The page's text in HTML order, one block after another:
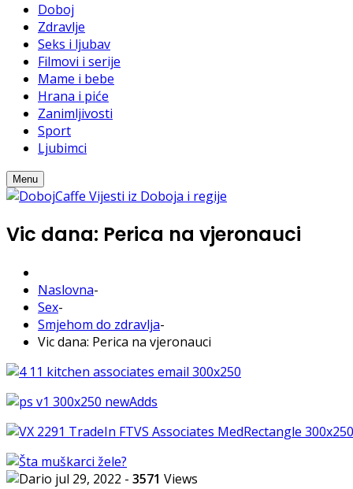
Doboj
Zdravlje
Seks i ljubav
Filmovi i serije
Mame i bebe
Hrana i piće
Zanimljivosti
Sport
Ljubimci
Menu
Vic dana: Perica na vjeronauci
Naslovna-
Sex-
Smjehom do zdravlja-
Vic dana: Perica na vjeronauci
jul 29, 2022 - 3571 Views